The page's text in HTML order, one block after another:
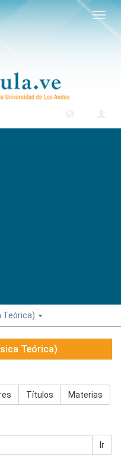
Teórica)
Teórica)
Títulos Materias
Ir